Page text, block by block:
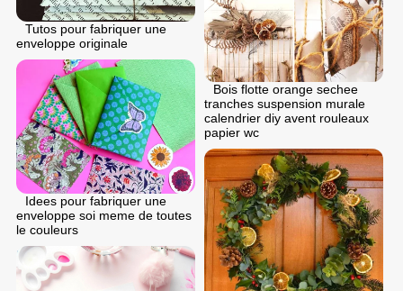
Tutos pour fabriquer une
enveloppe originale
Bois flotte orange sechee
tranches suspension murale
calendrier diy avent rouleaux
papier wc
Idees pour fabriquer une
enveloppe soi meme de toutes
le couleurs